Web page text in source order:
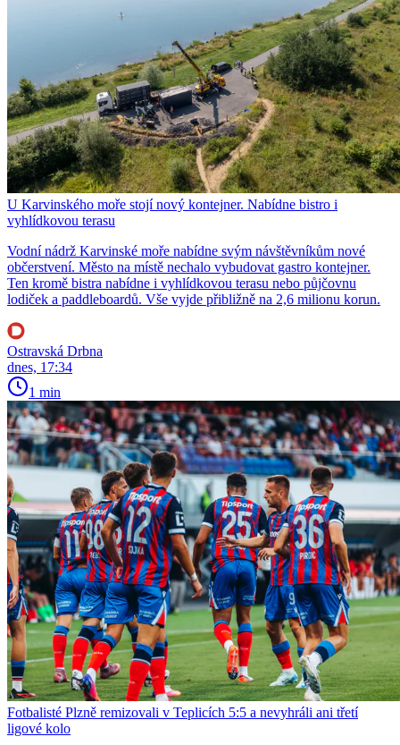
U Karvinského moře stojí nový kontejner. Nabídne bistro i
vyhlídkovou terasu
Vodní nádrž Karvinské moře nabídne svým návštěvníkům nové
občerstvení. Město na místě nechalo vybudovat gastro kontejner.
Ten kromě bistra nabídne i vyhlídkovou terasu nebo půjčovnu
lodiček a paddleboardů. Vše vyjde přibližně na 2,6 milionu korun.
Ostravská Drbna
dnes, 17:34
1 min
Fotbalisté Plzně remizovali v Teplicích 5:5 a nevyhráli ani třetí
ligové kolo